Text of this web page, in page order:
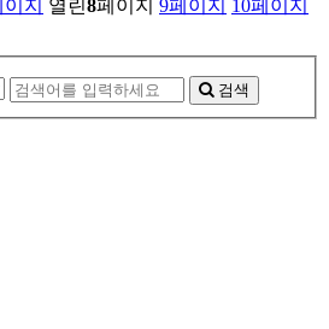
지 열린8페이지 9페이지 10페이지
검색